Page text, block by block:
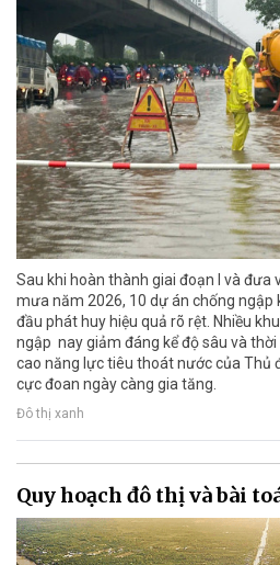
Sau khi hoàn thành giai đoạn I và đưa
mưa năm 2026, 10 dự án chống ngập
đầu phát huy hiệu quả rõ rệt. Nhiều
ngập nay giảm đáng kể độ sâu và
cao năng lực tiêu thoát nước của Thủ
cực đoan ngày càng gia tăng.
Đô thị xanh
Quy hoạch đô thị và bài